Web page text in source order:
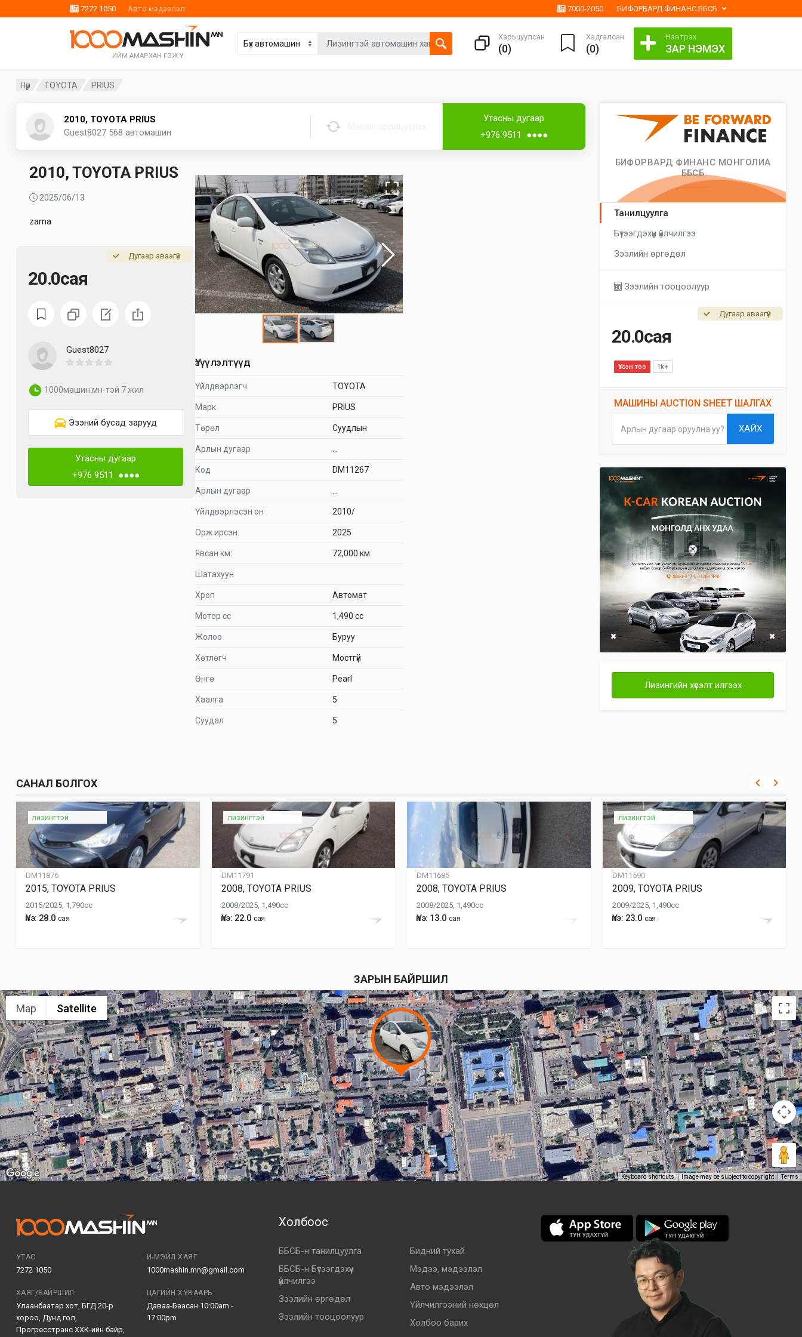
7272 1050 Авто мэдээлэл 7000-2050 БИФОРВАРД ФИНАНС ББСБ
ИЙМ АМАРХАН ГЭЖ ҮҮ
Харьцуулсан
(0)
Хадгалсан
(0)
Нэвтрэх
ЗАР НЭМЭХ
Нүүр TOYOTA PRIUS
2010, TOYOTA PRIUS
Guest8027 568 автомашин
Утасны дугаар
+976 9511 ●●●●
2010, TOYOTA PRIUS
2025/06/13
Лизингтэй
zarna
20.0сая
Дугаар аваагүй
Guest8027
1000машин.мн-тэй 7 жил
Эзэний бусад зарууд
Утасны дугаар
+976 9511 ●●●●
Үзүүлэлтүүд
Үйлдвэрлэгч TOYOTA
Марк PRIUS
Төрөл Суудлын
Арлын дугаар
Код DM11267
Арлын дугаар
Үйлдвэрлэсэн он 2010/
Орж ирсэн: 2025
Явсан км: 72,000 км
Шатахуун
Хроп Автомат
Мотор сс 1,490 cc
Жолоо Буруу
Хөтлөгч Мостгүй
Өнгө Pearl
Хаалга 5
Суудал 5
БИФОРВАРД ФИНАНС МОНГОЛИА
ББСБ
Танилцуулга
Бүтээгдэхүүн үйлчилгээ
Зээлийн өргөдөл
Зээлийн тооцоолуур
20.0сая
Дугаар аваагүй
Үзсэн тоо 1k+
МАШИНЫ AUCTION SHEET ШАЛГАХ
Арлын дугаар оруулна уу? ХАЙХ
Лизингийн хүсэлт илгээх
САНАЛ БОЛГОХ
DM11876
лизингтэй
2015, TOYOTA PRIUS
2015/2025, 1,790cc
Үнэ: 28.0 сая
DM11791
лизингтэй
2008, TOYOTA PRIUS
2008/2025, 1,490cc
Үнэ: 22.0 сая
DM11685
2008, TOYOTA PRIUS
2008/2025, 1,490cc
Үнэ: 13.0 сая
DM11590
лизингтэй
2009, TOYOTA PRIUS
2009/2025, 1,490cc
Үнэ: 23.0 сая
ЗАРЫН БАЙРШИЛ
Map Satellite
Keyboard shortcuts Image may be subject to copyright Terms
УТАС
7272 1050
И-МЭЙЛ ХАЯГ
1000mashin.mn@gmail.com
ХАЯГ/БАЙРШИЛ
Улаанбаатар хот, БГД 20-р
хороо, Дунд гол,
Прогресстранс ХХК-ийн байр,
ЦАГИЙН ХУВААРЬ
Даваа-Баасан 10:00am -
17:00pm
Холбоос
ББСБ-н танилцуулга
ББСБ-н Бүтээгдэхүүн
үйлчилгээ
Зээлийн өргөдөл
Зээлийн тооцоолуур
Бидний тухай
Мэдээ, мэдээлэл
Авто мэдээлэл
Үйлчилгээний нөхцөл
Холбоо барих